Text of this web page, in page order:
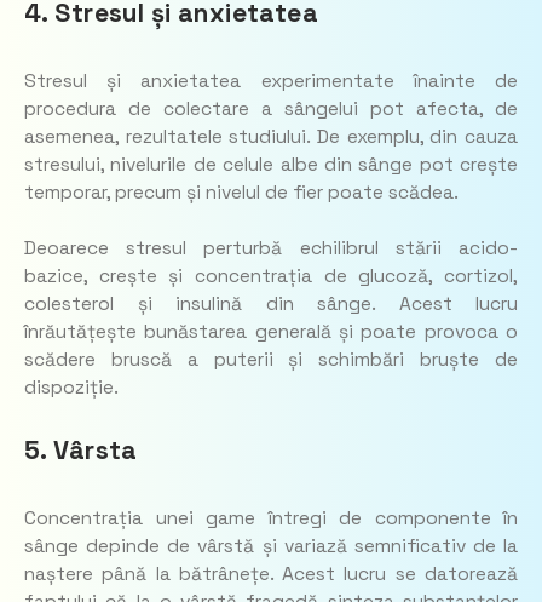
4. Stresul și anxietatea
Stresul și anxietatea experimentate înainte de
procedura de colectare a sângelui pot afecta, de
asemenea, rezultatele studiului. De exemplu, din cauza
stresului, nivelurile de celule albe din sânge pot crește
temporar, precum și nivelul de fier poate scădea.
Deoarece stresul perturbă echilibrul stării acido-
bazice, crește și concentrația de glucoză, cortizol,
colesterol și insulină din sânge. Acest lucru
înrăutățește bunăstarea generală și poate provoca o
scădere bruscă a puterii și schimbări bruște de
dispoziție.
5. Vârsta
Concentrația unei game întregi de componente în
sânge depinde de vârstă și variază semnificativ de la
naștere până la bătrânețe. Acest lucru se datorează